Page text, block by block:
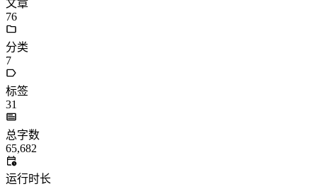
文章
76
分类
7
标签
31
总字数
65,682
运行时长